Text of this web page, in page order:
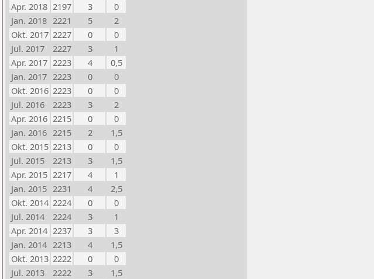
Apr. 2018 2197 3
0
Jan. 2018 2221 5
2
Okt. 2017 2227 0
0
Jul. 2017
2227 3
1
Apr. 2017 2223 4
0,5
Jan. 2017 2223 0
0
Okt. 2016 2223 0
0
Jul. 2016
2223 3
2
Apr. 2016 2215 0
0
Jan. 2016 2215 2
1,5
Okt. 2015 2213 0
0
Jul. 2015
2213 3
1,5
Apr. 2015 2217 4
1
Jan. 2015 2231 4
2,5
Okt. 2014 2224 0
0
Jul. 2014
2224 3
1
Apr. 2014 2237 3
3
Jan. 2014 2213 4
1,5
Okt. 2013 2222 0
0
Jul. 2013
2222 3
1,5